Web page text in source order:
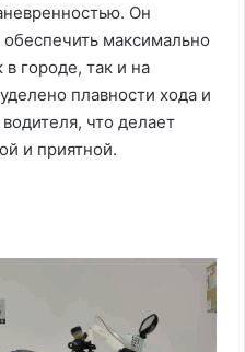
Он
максимально
городе, так и на
плавности хода и
что делает
и приятной.